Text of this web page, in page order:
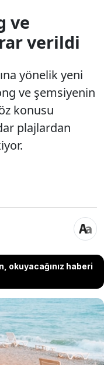
ve
verildi
yönelik yeni
ve şemsiyenin
konusu
plajlardan
okuyacağınız haberi
yönelik yeni
ve şemsiyenin